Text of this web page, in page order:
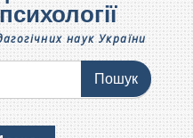
наук України